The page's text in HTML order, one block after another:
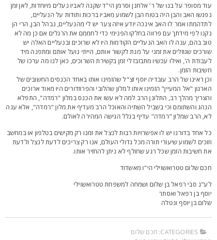
מסופר על בנו של ר' אלחנן וסרמן הי"ד שקנה לאביו נעלים מיוחדות, לאן זמן
האב והבן היה בטוח הבן לשמוע מאביו ברכות ותודות על הנעליים,
אמר לו האב אינכה יודע איזה צער יש לי מהנעליים, נבהל הבן, הרי הן
לפי מידתך עם פרווה בחלקו הפנימי כדי לחממם את הרגלים אם כן מה לא
בהם, ענה לו האב הנעליים הקודמות היו לא שרוכים ובנעליים האלה יש
שגוזלים את זמני על מנת לקשור אותם, הייתי נועל אותם ומתפנה מיד
ה', ואילו עכשיו מתבזבז לי זמן בקשירת השרוכים, כאן לנו מה ערכו של
הזמן.
ראינו של הרב עובדיה יוסף זצ"ל שהזמינו אותו באחד הכנסים החשובים של
"אל המעיין" הזמינו אותו למלון שהלובי והפרוזדורים היו מאוד ארוכים
מהלך רב, התלונן הרב למה לא עשו את הכנס במלון "רמדה", התפלא
והשתומם וכי בשביל השתיה והאוכל הרב מעדיף את מלון "רמדה", אלא ענה
הרב שמלון "רמדה" עדיף בגלל הגישה המהירה לאולם.
אחד בדורנו יש לו אפשרויות רבות לנצל את זמנו רק מקישים בטלפון או במחשב
לשמוע שיעורי תורה מכל גדולי העולם, אנו רק צריכים לדעת לנצל ולדעת
חשיבות הזמן שכל רגע שחולף לא ניתן להחזיר אותו.
שלום טטרואשוילי הי"ו מאשדוד
סבי רפאל בן שלום ושמחה למשפחת טטרואשוילי
בן רפאל ואסתר
בן יוסף ונטלה
CATEGORIES:
חכם שלום